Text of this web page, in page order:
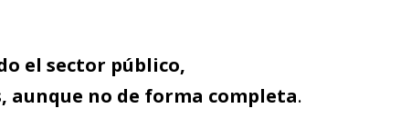
el sector público,
no de forma completa.